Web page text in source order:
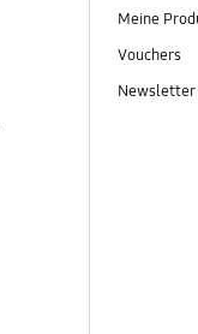
Meine
Vouchers
Newsletter